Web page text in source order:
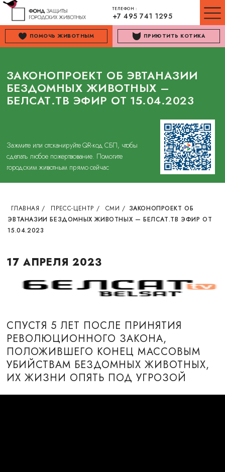
ТЕЛЕФОН :
+7 495 741 1295
ПОМОЧЬ ЖИВОТНЫМ ПРИЮТИТЬ КОТИКА
ЗАКОНОПРОЕКТ ОБ ЭВТАНАЗИИ
БЕЗДОМНЫХ ЖИВОТНЫХ –
БЕЛСАТ.ТВ ЭФИР ОТ 15.04.2023
Зажмите или отсканируйте QR-код СБП, чтобы
сделать любое пожертвование. Помогите
городским животным прямо сейчас
ГЛАВНАЯ / ПРЕСС-ЦЕНТР / СМИ / ЗАКОНОПРОЕКТ ОБ
ЭВТАНАЗИИ БЕЗДОМНЫХ ЖИВОТНЫХ — БЕЛСАТ.ТВ ЭФИР ОТ
15.04.2023
17 АПРЕЛЯ 2023
СПУСТЯ 5 ЛЕТ ПОСЛЕ ПРИНЯТИЯ
РЕВОЛЮЦИОННОГО ЗАКОНА,
ПОЛОЖИВШЕГО КОНЕЦ МАССОВЫМ
УБИЙСТВАМ БЕЗДОМНЫХ ЖИВОТНЫХ,
ИХ ЖИЗНИ ОПЯТЬ ПОД УГРОЗОЙ